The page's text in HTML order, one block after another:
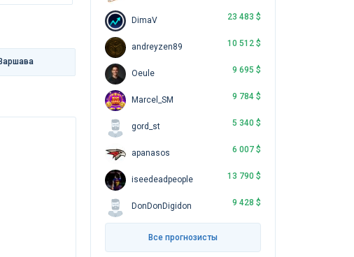
DimaV 23 483 $
andreyzen89 10 512 $
Oeule 9 695 $
Marcel_SM 9 784 $
gord_st 5 340 $
apanasos 6 007 $
iseedeadpeople 13 790 $
DonDonDigidon 9 428 $
Все прогнозисты